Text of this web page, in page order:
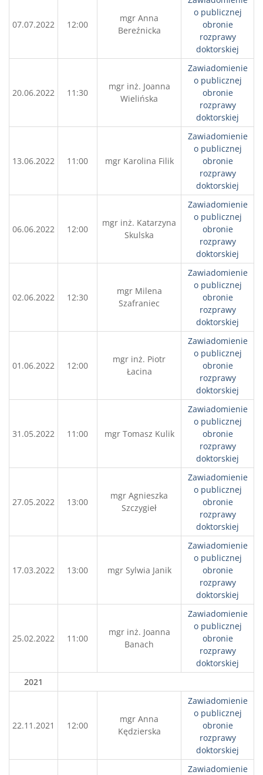
07.07.2022 12:00
mgr Anna
Bereźnicka
o publicznej
obronie
rozprawy
doktorskiej
20.06.2022 11:30
mgr inż. Joanna
Wielińska
Zawiadomienie
o publicznej
obronie
rozprawy
doktorskiej
13.06.2022 11:00 mgr Karolina Filik
Zawiadomienie
o publicznej
obronie
rozprawy
doktorskiej
06.06.2022 12:00
mgr inż. Katarzyna
Skulska
Zawiadomienie
o publicznej
obronie
rozprawy
doktorskiej
02.06.2022 12:30
mgr Milena
Szafraniec
Zawiadomienie
o publicznej
obronie
rozprawy
doktorskiej
01.06.2022 12:00
mgr inż. Piotr
Łacina
Zawiadomienie
o publicznej
obronie
rozprawy
doktorskiej
31.05.2022 11:00 mgr Tomasz Kulik
Zawiadomienie
o publicznej
obronie
rozprawy
doktorskiej
27.05.2022 13:00
mgr Agnieszka
Szczygieł
Zawiadomienie
o publicznej
obronie
rozprawy
doktorskiej
17.03.2022 13:00 mgr Sylwia Janik
Zawiadomienie
o publicznej
obronie
rozprawy
doktorskiej
25.02.2022 11:00
mgr inż. Joanna
Banach
Zawiadomienie
o publicznej
obronie
rozprawy
doktorskiej
2021
22.11.2021 12:00
mgr Anna
Kędzierska
Zawiadomienie
o publicznej
obronie
rozprawy
doktorskiej
Zawiadomienie